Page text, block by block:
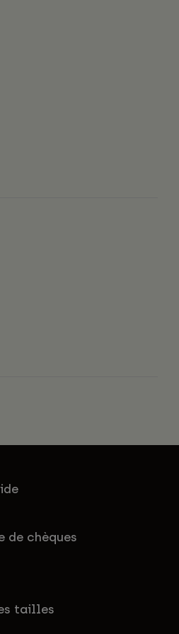
de chèques
tailles